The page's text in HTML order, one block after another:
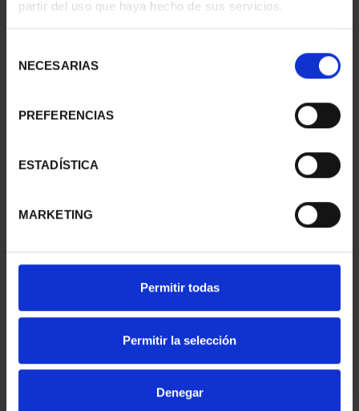
partir del uso que haya hecho de sus servicios.
NECESARIAS
PREFERENCIAS
ESTADÍSTICA
MARKETING
Permitir todas
Permitir la selección
Denegar
- CÁCERES
73,00 €
- ALCALÁ DE HENARES
73,00 €
CIUDADES PATRIMONIO
73,00 €
CIUDADES PATRIMONIO
73,00 €